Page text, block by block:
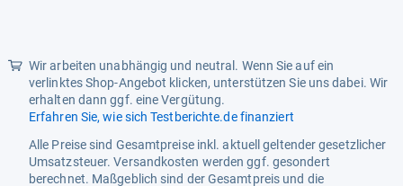
Speichermedien Typ Flash
Energie
Akku-/Batterietechnologie Alkali
Akku-/Batterietyp AAA
Wir arbeiten unabhängig und neutral. Wenn Sie auf ein
verlinktes Shop-Angebot klicken, unterstützen Sie uns dabei. Wir
erhalten dann ggf. eine Vergütung.
Erfahren Sie, wie sich Testberichte.de finanziert
Alle Preise sind Gesamtpreise inkl. aktuell geltender gesetzlicher
Umsatzsteuer. Versandkosten werden ggf. gesondert
berechnet. Maßgeblich sind der Gesamtpreis und die